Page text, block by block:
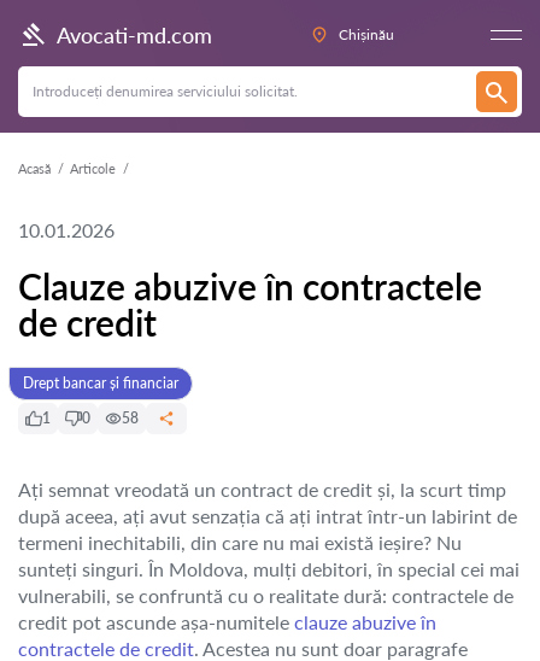
Avocati-md.com Chișinău
Acasă Articole
10.01.2026
Clauze abuzive în contractele
de credit
Drept bancar și financiar
1
0 58
Ați semnat vreodată un contract de credit și, la scurt timp
după aceea, ați avut senzația că ați intrat într-un labirint de
termeni inechitabili, din care nu mai există ieșire? Nu
sunteți singuri. În Moldova, mulți debitori, în special cei mai
vulnerabili, se confruntă cu o realitate dură: contractele de
credit pot ascunde așa-numitele clauze abuzive în
contractele de credit. Acestea nu sunt doar paragrafe